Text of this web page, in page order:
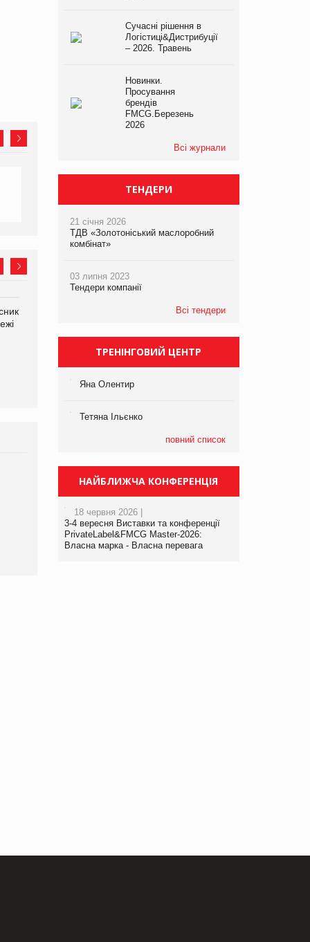
департаменту з
виробництва
Яна Сараніна, директор
Брагина Людмила
роздрібної торгівлі
www.trademaster.ua.
правила. Особливості.
Сучасні рішення в
Логістиці&Дистрибуції
– 2026. Травень
Новинки.
Просування
брендів
FMCG.Березень
2026
Всі журнали
ТЕНДЕРИ
21 січня 2026
ТДВ «Золотоніський маслоробний
комбінат»
03 липня 2023
Тендери компанії
Всі тендери
ТРЕНІНГОВИЙ ЦЕНТР
Яна Олентир
Тетяна Ільєнко
повний список
НАЙБЛИЖЧА КОНФЕРЕНЦІЯ
18 червня 2026 |
3-4 вересня Виставки та конференції
PrivateLabel&FMCG Master-2026:
Власна марка - Власна перевага